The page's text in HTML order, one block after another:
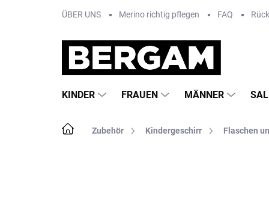
ÜBER UNS Merino richtig pflegen FAQ
KINDER FRAUEN MÄNNER
Startseite
Zubehör Kindergeschirr Flaschen